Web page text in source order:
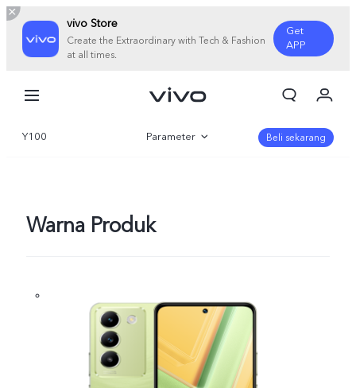
vivo Store
Create the Extraordinary with Tech & Fashion
at all times.
Get
APP
Keranjang
Masuk/Daftar
Y100 Parameter Beli sekarang
Warna Produk